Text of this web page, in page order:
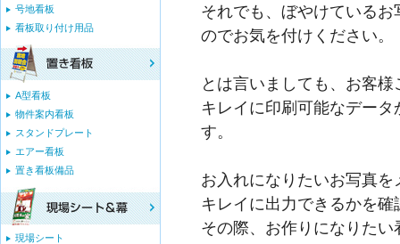
それでも、ぼやけている
のでお気を付けください。
とは言いましても、お客
キレイに印刷可能なデー
す。
お入れになりたいお写真
キレイに出力できるかを
その際、お作りになりた
号地看板
看板取り付け用品
A型看板
物件案内看板
スタンドプレート
エアー看板
置き看板備品
現場シート